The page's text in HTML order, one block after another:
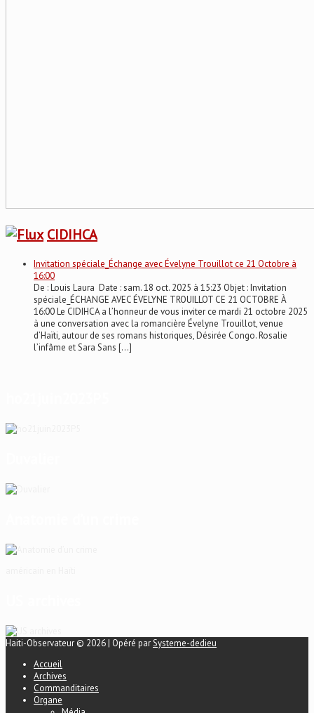
CIDIHCA
Invitation spéciale_Échange avec Évelyne Trouillot ce 21 Octobre à
16:00
De : Louis Laura Date : sam. 18 oct. 2025 à 15:23 Objet : Invitation
spéciale_ÉCHANGE AVEC ÉVELYNE TROUILLOT CE 21 OCTOBRE À
16:00 Le CIDIHCA a l’honneur de vous inviter ce mardi 21 octobre 2025
à une conversation avec la romancière Évelyne Trouillot, venue
d’Haïti, autour de ses romans historiques, Désirée Congo. Rosalie
l’infâme et Sara Sans […]
Haiti-Observateur © 2026 | Opéré parSysteme-dedieu
Accueil
Archives
Commanditaires
Organe